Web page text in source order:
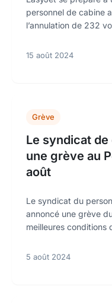
personnel de cabine
l’annulation de 232
15 août 2024
Grève
Le syndicat
une grève au
août
Le syndicat du
annoncé une grève
meilleures conditions
5 août 2024